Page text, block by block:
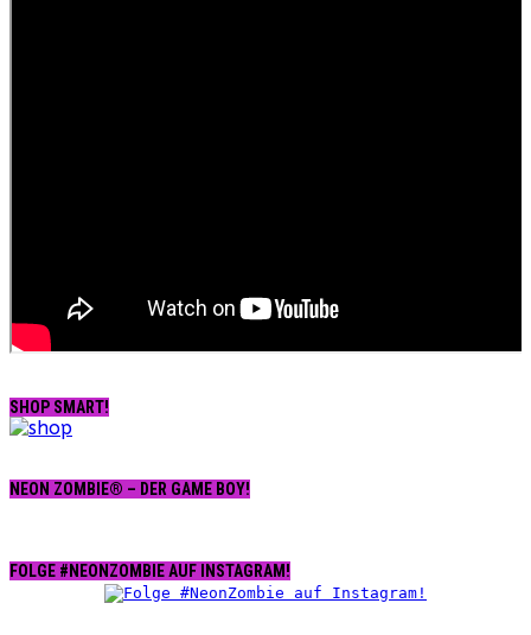
SHOP SMART!
NEON ZOMBIE® – DER GAME BOY!
FOLGE #NEONZOMBIE AUF INSTAGRAM!